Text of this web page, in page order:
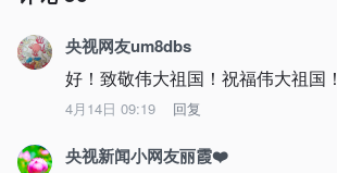
央视网友um8dbs
好！致敬伟大祖国！祝福伟大祖国！
4月14日 09:19 回复
央视新闻小网友丽霞❤️